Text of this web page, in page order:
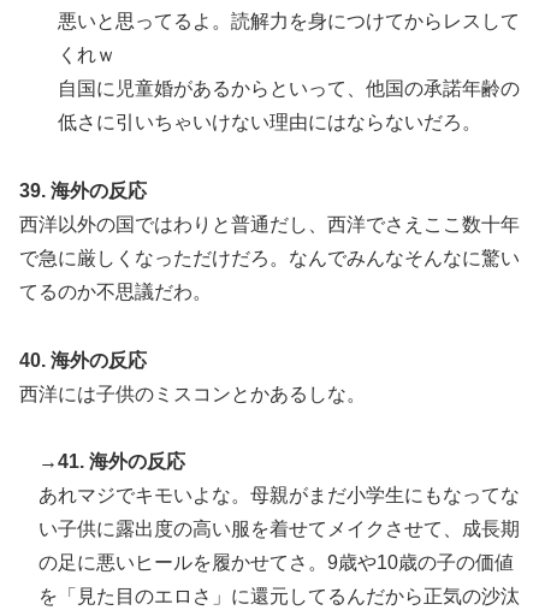
悪いと思ってるよ。読解力を身につけてからレスして
くれｗ
自国に児童婚があるからといって、他国の承諾年齢の
低さに引いちゃいけない理由にはならないだろ。
39. 海外の反応
西洋以外の国ではわりと普通だし、西洋でさえここ数十年
で急に厳しくなっただけだろ。なんでみんなそんなに驚い
てるのか不思議だわ。
40. 海外の反応
西洋には子供のミスコンとかあるしな。
→41. 海外の反応
あれマジでキモいよな。母親がまだ小学生にもなってな
い子供に露出度の高い服を着せてメイクさせて、成長期
の足に悪いヒールを履かせてさ。9歳や10歳の子の価値
を「見た目のエロさ」に還元してるんだから正気の沙汰